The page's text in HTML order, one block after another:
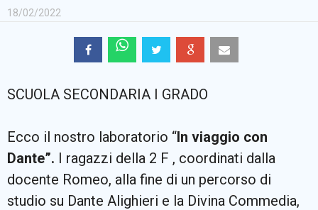
Cerca
18/02/2022
SCUOLA SECONDARIA I GRADO
Ecco il nostro laboratorio “In viaggio con
Dante”. I ragazzi della 2 F , coordinati dalla
docente Romeo, alla fine di un percorso di
studio su Dante Alighieri e la Divina Commedia,